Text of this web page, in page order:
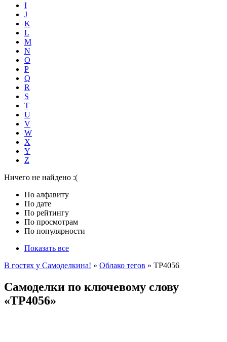
I
J
K
L
M
N
O
P
Q
R
S
T
U
V
W
X
Y
Z
Ничего не найдено :(
По алфавиту
По дате
По рейтингу
По просмотрам
По популярности
Показать все
В гостях у Самоделкина! » Облако тегов » TP4056
Самоделки по ключевому слову
«TP4056»